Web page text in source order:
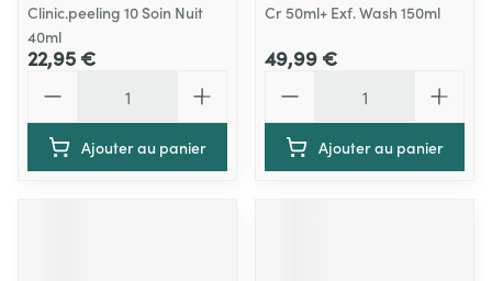
Clinic.peeling 10 Soin Nuit
40ml
22,95 €
Ajouter au panier
Cr 50ml+ Exf. Wash 150ml
49,99 €
Ajouter au panier